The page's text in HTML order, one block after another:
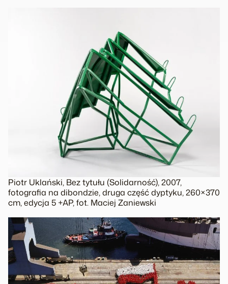
Piotr Uklański, Bez tytułu (Solidarność), 2007,
fotografia na dibondzie, druga część dyptyku, 260×370
cm, edycja 5 +AP, fot. Maciej Zaniewski